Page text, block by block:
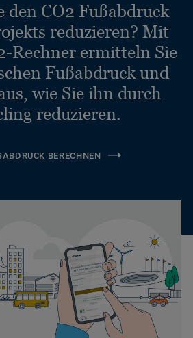
den CO2 Fußabdruck
reduzieren? Mit
Rechner ermitteln Sie
Fußabdruck und
wie Sie ihn durch
reduzieren.
BERECHNEN